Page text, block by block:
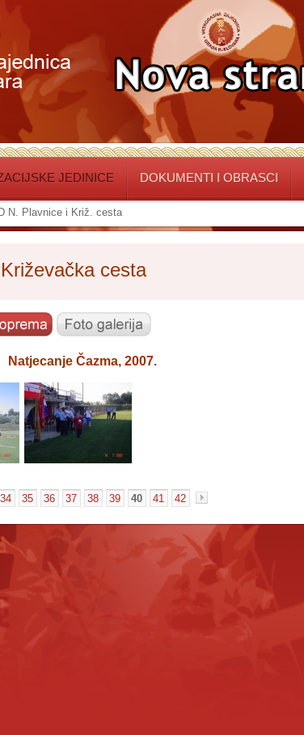
JEDINICE DOKUMENTI I OBRASCI
N. Plavnice i Križ. cesta
cesta
Natjecanje Čazma, 2007.
34 35 36 37 38 39 40 41 42